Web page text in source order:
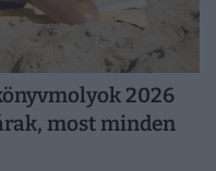
2026
most minden